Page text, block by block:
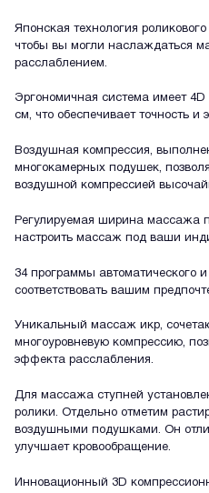
Японская технология
чтобы вы могли наслаждаться
расслаблением.
Эргономичная система имеет
см, что обеспечивает точность
Воздушная компрессия,
многокамерных подушек,
воздушной компрессией
Регулируемая ширина массажа
настроить массаж под ваши
34 программы автоматического
соответствовать вашим
Уникальный массаж икр,
многоуровневую компрессию,
эффекта расслабления.
Для массажа ступней
ролики. Отдельно отметим
воздушными подушками. Он
улучшает кровообращение.
Инновационный 3D